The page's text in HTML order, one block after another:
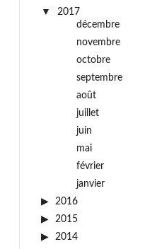
2017
décembre
novembre
octobre
septembre
août
juillet
juin
mai
février
janvier
2016
2015
2014